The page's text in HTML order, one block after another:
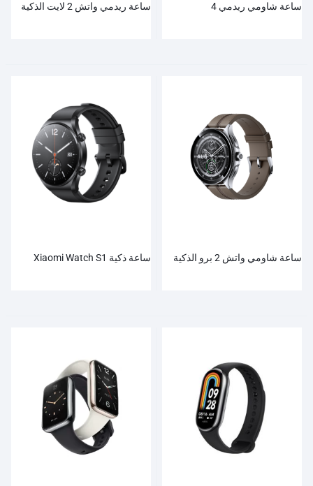
ساعة شاومي ريدمي 4 ساعة ريدمي واتش 2 لايت الذكية
ساعة شاومي واتش 2 برو الذكية ساعة ذكية Xiaomi Watch S1